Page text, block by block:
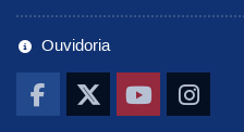
Ouvidoria